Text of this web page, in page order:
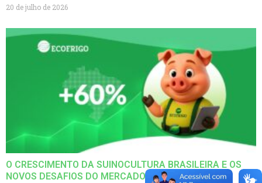
20 de julho de 2026
O CRESCIMENTO DA SUINOCULTURA BRASILEIRA E OS
NOVOS DESAFIOS DO MERCADO GLOBAL